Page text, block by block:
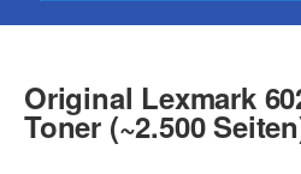
Original Lexmark
Toner (~2.500